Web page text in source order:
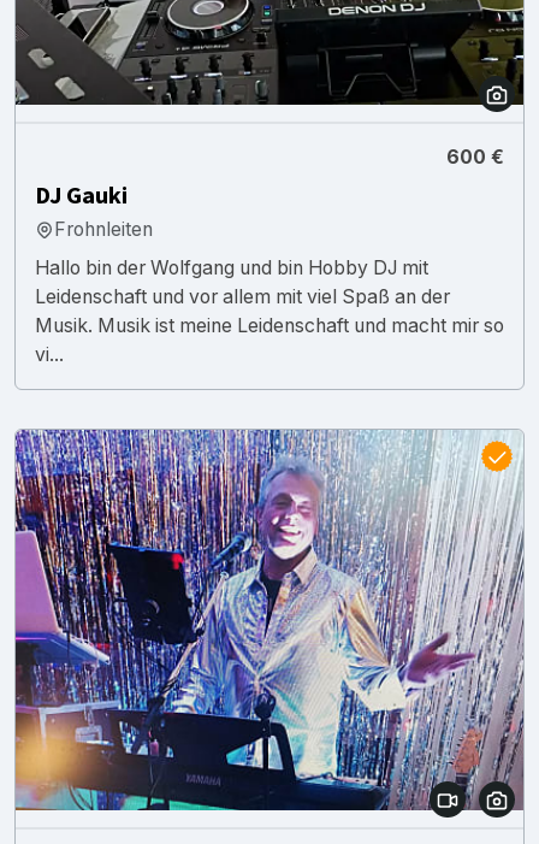
600 €
DJ Gauki
Frohnleiten
Hallo bin der Wolfgang und bin Hobby DJ mit
Leidenschaft und vor allem mit viel Spaß an der
Musik. Musik ist meine Leidenschaft und macht mir so
vi...